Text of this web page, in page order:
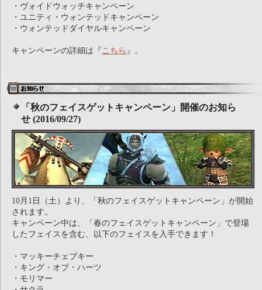
・ヴォイドウォッチキャンペーン
・ユニティ・ウォンテッドキャンペーン
・ウォンテッドダイヤルキャンペーン
キャンペーンの詳細は『 こちら 』。
「秋のフェイスゲットキャンペーン」開催のお知ら
せ (2016/09/27)
10月1日（土）より、「秋のフェイスゲットキャンペーン」が開始
されます。
キャンペーン中は、「春のフェイスゲットキャンペーン」で登場
したフェイスを含む、以下のフェイスを入手できます！
・マッキーチェブキー
・キング・オブ・ハーツ
・モリマー